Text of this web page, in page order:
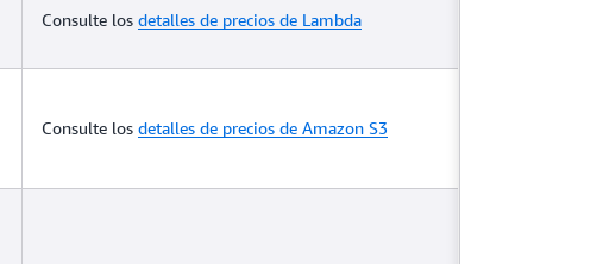
Consulte los detalles de precios de Lambda
Consulte los detalles de precios de Amazon S3